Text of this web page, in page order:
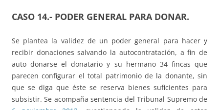
CASO 14.- PODER GENERAL PARA DONAR.
Se plantea la validez de un poder general para hacer y
recibir donaciones salvando la autocontratación, a fin de
auto donarse el donatario y su hermano 34 fincas que
parecen configurar el total patrimonio de la donante, sin
que se diga que éste se reserva bienes suficientes para
subsistir. Se acompaña sentencia del Tribunal Supremo de